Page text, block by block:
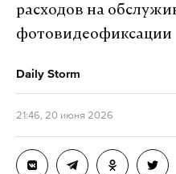
расходов на
фотовидеофиксации
Daily Storm
21:46, 20 июня 2026